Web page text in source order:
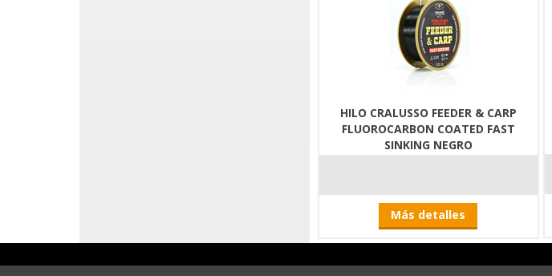
HILO CRALUSSO FEEDER & CARP
FLUOROCARBON COATED FAST
SINKING NEGRO
Más detalles